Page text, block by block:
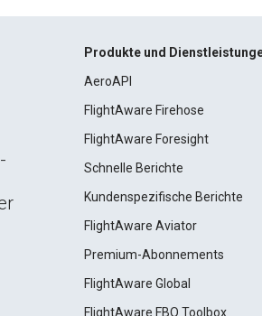
Produkte und
AeroAPI
FlightAware Firehose
FlightAware Foresight
Schnelle Berichte
Kundenspezifische Berichte
FlightAware Aviator
Premium-Abonnements
FlightAware Global
FlightAware FBO Toolbox